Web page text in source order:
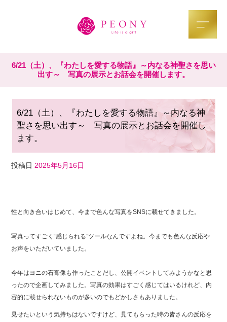
6/21（土）、『わたしを愛する物語』～内なる神聖さを思い
出す～ 写真の展示とお話会を開催します。
6/21（土）、『わたしを愛する物語』～内なる神
聖さを思い出す～ 写真の展示とお話会を開催し
ます。
投稿日 2025年5月16日
a
e
b
o
o
k
wi
er
n
性と向き合いはじめて、今まで色んな写真をSNSに載せてきました。
写真ってすごく“感じられる”ツールなんですよね。今までも色んな反応や
お声をいただいていました。
今年はヨニの石膏像も作ったことだし、公開イベントしてみようかなと思
ったので企画してみました。写真の効果はすごく感じてはいるけれど、内
容的に載せられないものが多いのでもどかしさもありました。
見せたいという気持ちはないですけど、見てもらった時の皆さんの反応を